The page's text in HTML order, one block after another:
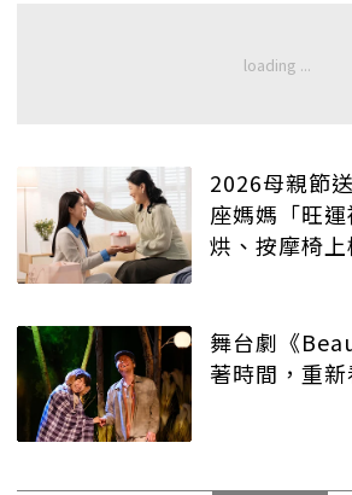
2026母親節
座媽媽「旺
烘、按摩椅上
舞台劇《
著時間，重